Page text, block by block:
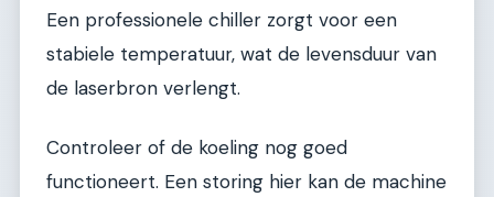
Een professionele chiller zorgt voor een
stabiele temperatuur, wat de levensduur van
de laserbron verlengt.
Controleer of de koeling nog goed
functioneert. Een storing hier kan de machine